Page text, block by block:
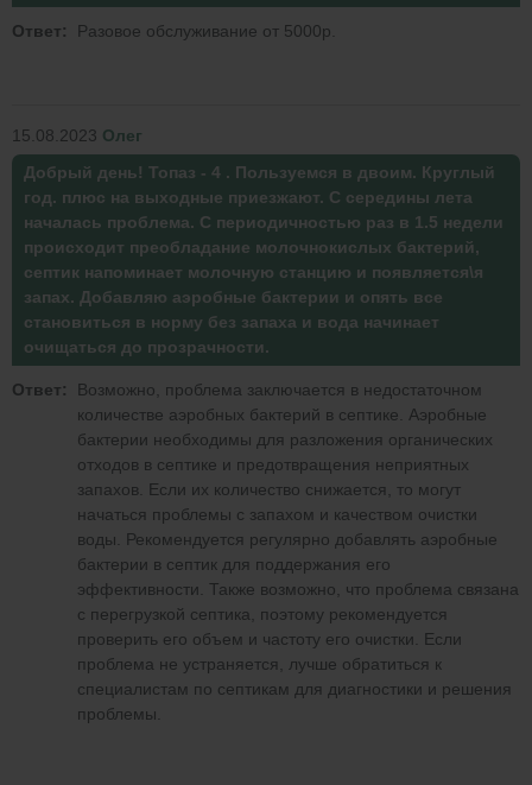
Ответ: Разовое обслуживание от 5000р.
15.08.2023 Олег
Добрый день! Топаз - 4 . Пользуемся в двоим. Круглый
год. плюс на выходные приезжают. С середины лета
началась проблема. С периодичностью раз в 1.5 недели
происходит преобладание молочнокислых бактерий,
септик напоминает молочную станцию и появляется\я
запах. Добавляю аэробные бактерии и опять все
становиться в норму без запаха и вода начинает
очищаться до прозрачности.
Ответ:
Возможно, проблема заключается в недостаточном
количестве аэробных бактерий в септике. Аэробные
бактерии необходимы для разложения органических
отходов в септике и предотвращения неприятных
запахов. Если их количество снижается, то могут
начаться проблемы с запахом и качеством очистки
воды. Рекомендуется регулярно добавлять аэробные
бактерии в септик для поддержания его
эффективности. Также возможно, что проблема связана
с перегрузкой септика, поэтому рекомендуется
проверить его объем и частоту его очистки. Если
проблема не устраняется, лучше обратиться к
специалистам по септикам для диагностики и решения
проблемы.